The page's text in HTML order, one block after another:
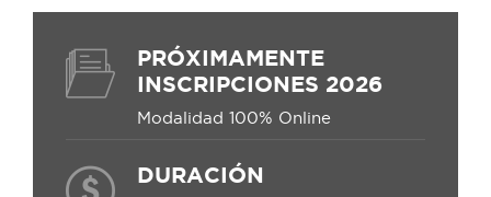
PRÓXIMAMENTE
INSCRIPCIONES 2026
Modalidad 100% Online
DURACIÓN